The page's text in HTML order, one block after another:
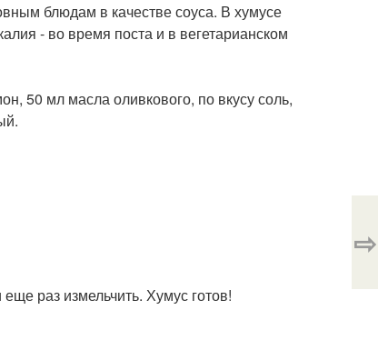
блюдам в качестве соуса. В хумусе
- во время поста и в вегетарианском
50 мл масла оливкового, по вкусу соль,
раз измельчить. Хумус готов!
⇨